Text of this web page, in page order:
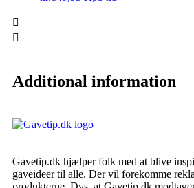
Additional information
Gavetip.dk hjælper folk med at blive
gaveideer til alle. Der vil forekomme